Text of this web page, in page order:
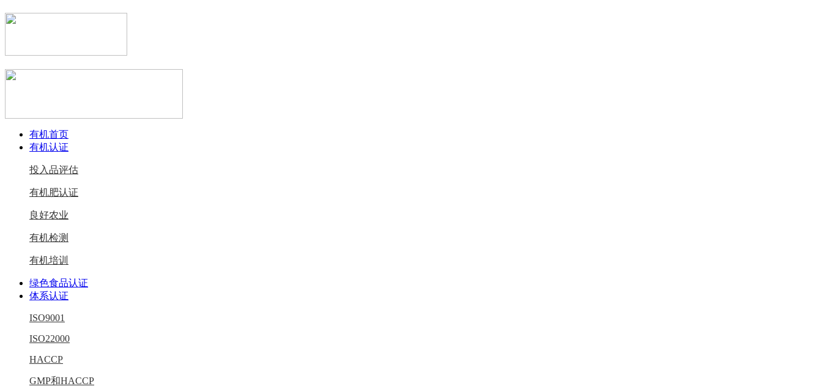
有机首页
有机认证
投入品评估
有机肥认证
良好农业
有机检测
有机培训
绿色食品认证
体系认证
ISO9001
ISO22000
HACCP
GMP和HACCP